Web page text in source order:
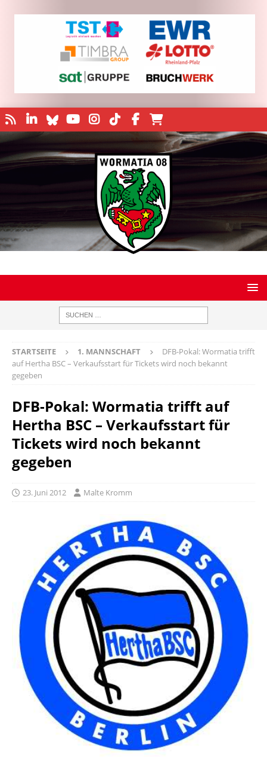
STARTSEITE 1. MANNSCHAFT
DFB-Pokal: Wormatia trifft
auf Hertha BSC – Verkaufsstart für Tickets wird noch bekannt
gegeben
DFB-Pokal: Wormatia trifft auf
Hertha BSC – Verkaufsstart für
Tickets wird noch bekannt
gegeben
23. Juni 2012 Malte Kromm